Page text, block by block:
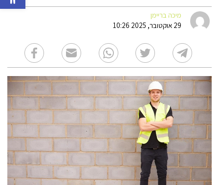
מיכה בריימן
29 אוקטובר, 2025 10:26